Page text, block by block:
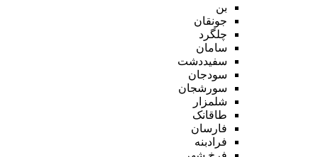
بن
جونقان
چلگرد
سامان
سفیددشت
سودجان
سورشجان
شلمزار
طاقانک
فارسان
فرادبنه